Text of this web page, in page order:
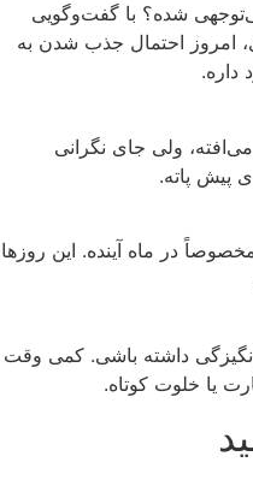
شده؟ با گفت‌وگویی
امروز احتمال جذب شدن به
داره.
ولی جای نگرانی
پیش پاته.
در ماه آینده. این روزها
داشته باشی. کمی وقت
یا خلوت کوتاه.